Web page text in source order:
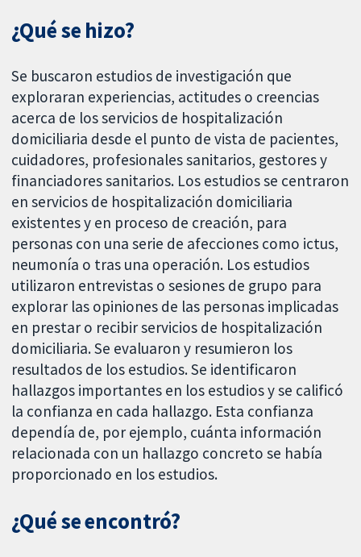
¿Qué se hizo?
Se buscaron estudios de investigación que
exploraran experiencias, actitudes o creencias
acerca de los servicios de hospitalización
domiciliaria desde el punto de vista de pacientes,
cuidadores, profesionales sanitarios, gestores y
financiadores sanitarios. Los estudios se centraron
en servicios de hospitalización domiciliaria
existentes y en proceso de creación, para
personas con una serie de afecciones como ictus,
neumonía o tras una operación. Los estudios
utilizaron entrevistas o sesiones de grupo para
explorar las opiniones de las personas implicadas
en prestar o recibir servicios de hospitalización
domiciliaria. Se evaluaron y resumieron los
resultados de los estudios. Se identificaron
hallazgos importantes en los estudios y se calificó
la confianza en cada hallazgo. Esta confianza
dependía de, por ejemplo, cuánta información
relacionada con un hallazgo concreto se había
proporcionado en los estudios.
¿Qué se encontró?